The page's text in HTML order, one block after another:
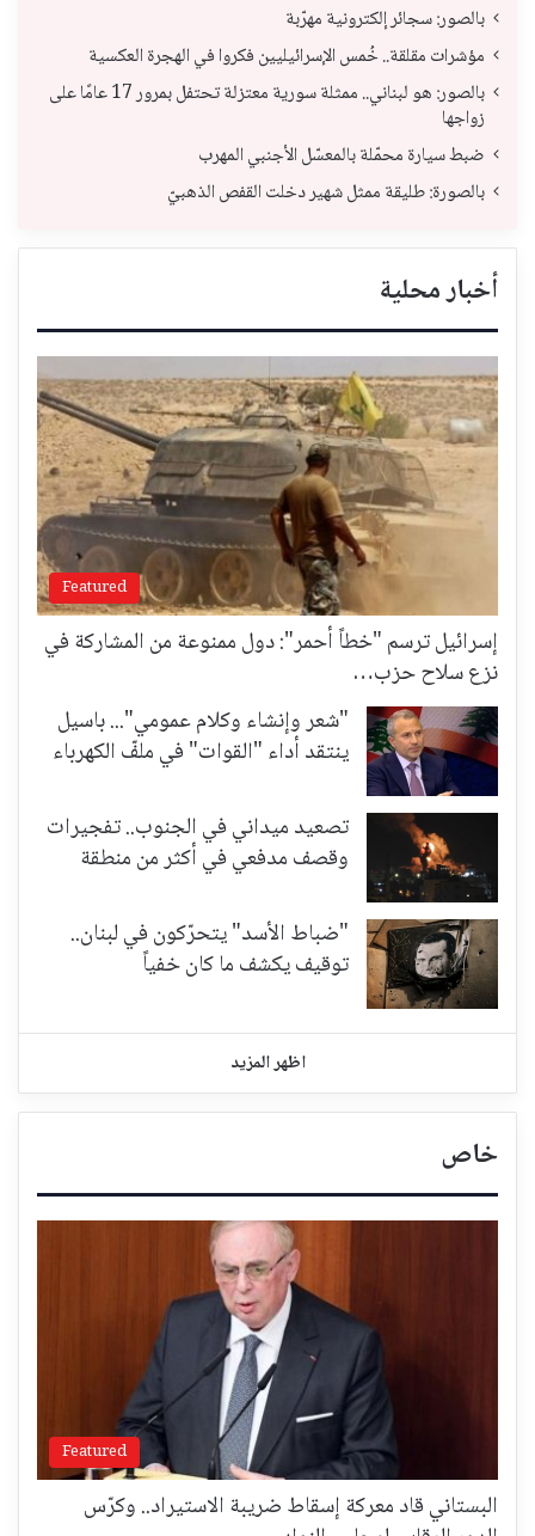
بالصور: سجائر إلكترونية مهرّبة
مؤشرات مقلقة.. خُمس الإسرائيليين فكروا في الهجرة العكسية
بالصور: هو لبناني.. ممثلة سورية معتزلة تحتفل بمرور 17 عامًا على
زواجها
ضبط سيارة محمّلة بالمعسّل الأجنبي المهرب
بالصورة: طليقة ممثل شهير دخلت القفص الذهبيّ
أخبار محلية
Featured
إسرائيل ترسم "خطاً أحمر": دول ممنوعة من المشاركة في
نزع سلاح حزب…
"شعر وإنشاء وكلام عمومي"... باسيل
ينتقد أداء "القوات" في ملفّ الكهرباء
تصعيد ميداني في الجنوب.. تفجيرات
وقصف مدفعي في أكثر من منطقة
"ضباط الأسد" يتحرّكون في لبنان..
توقيف يكشف ما كان خفياً
اظهر المزيد
خاص
Featured
البستاني قاد معركة إسقاط ضريبة الاستيراد.. وكرّس